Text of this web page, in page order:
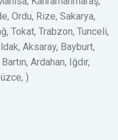
Ordu, Rize, Sakarya,
Tokat, Trabzon, Tunceli,
Aksaray, Bayburt,
Ardahan, Iğdır,
)